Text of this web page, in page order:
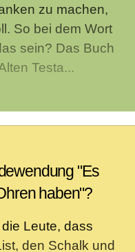
zu machen,
So bei dem Wort
sein? Das Buch
Testa...
"Es
haben"?
Leute, dass
den Schalk und